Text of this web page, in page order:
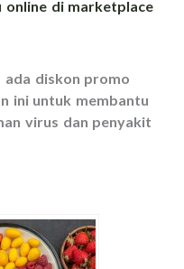
online di marketplace
ada diskon promo
ini untuk membantu
virus dan penyakit